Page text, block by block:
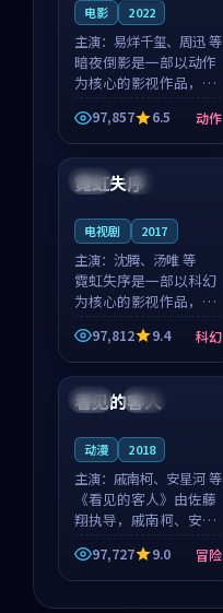
电影 2022
主演： 易烊千玺、周迅 等
暗夜倒影是一部以动作
为核心的影视作品，围
绕危机、反转与人物成
长展开，整体节奏紧
凑，值得推荐观看。
97,857 6.5 动作
中国 完结
霓虹失序
电视剧 2017
主演： 沈腾、汤唯 等
霓虹失序是一部以科幻
为核心的影视作品，围
绕危机、反转与人物成
长展开，整体节奏紧
凑，值得推荐观看。
97,812 9.4 科幻
泰国 完结
看见的客人
动漫 2018
主演： 戚南柯、安星河 等
《看见的客人》由佐藤
翔执导，戚南柯、安星
河领衔主演，是一部
2018年上映的泰国冒险
动漫。影片以海岸抒情
97,727 9.0 冒险